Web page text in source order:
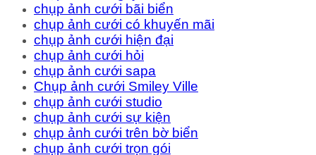
chụp ảnh cưới bãi biển
chụp ảnh cưới có khuyến mãi
chụp ảnh cưới hiện đại
chụp ảnh cưới hỏi
chụp ảnh cưới sapa
Chụp ảnh cưới Smiley Ville
chụp ảnh cưới studio
chụp ảnh cưới sự kiện
chụp ảnh cưới trên bờ biển
chụp ảnh cưới trọn gói